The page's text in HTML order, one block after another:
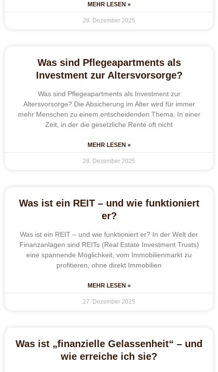
MEHR LESEN »
28. Dezember 2025
Was sind Pflegeapartments als
Investment zur Altersvorsorge?
Was sind Pflegeapartments als Investment zur
Altersvorsorge? Die Absicherung im Alter wird für immer
mehr Menschen zu einem entscheidenden Thema. In einer
Zeit, in der die gesetzliche Rente oft nicht
MEHR LESEN »
28. Dezember 2025
Was ist ein REIT – und wie funktioniert
er?
Was ist ein REIT – und wie funktioniert er? In der Welt der
Finanzanlagen sind REITs (Real Estate Investment Trusts)
eine spannende Möglichkeit, vom Immobilienmarkt zu
profitieren, ohne direkt Immobilien
MEHR LESEN »
27. Dezember 2025
Was ist „finanzielle Gelassenheit“ – und
wie erreiche ich sie?